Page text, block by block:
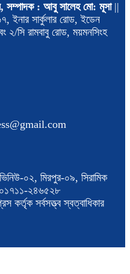
সম্পাদক : আবু সালেহ মো: মূসা||
ইনার সার্কুলার রোড, ইডেন
২/সি রামবাবু রোড, ময়মনসিংহ
০২, মিরপুর-০৯, সিরামিক
২৪৬৫২৮
কর্তৃক সর্বসত্ত্ব স্বত্বাধিকার